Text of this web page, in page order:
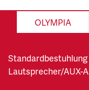
OLYMPIA
Lautsprecher/AUX-